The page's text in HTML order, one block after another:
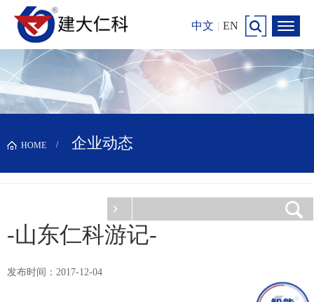
中文 | EN
HOME 企业动态
-山东仁科游记-
发布时间：2017-12-04